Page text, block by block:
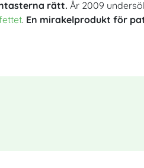
rätt. År 2009
. En mirakelprodukt för